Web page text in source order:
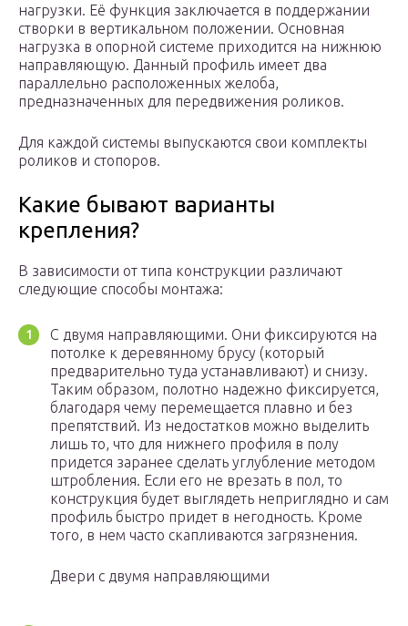
нагрузки. Её функция заключается в поддержании
створки в вертикальном положении. Основная
нагрузка в опорной системе приходится на нижнюю
направляющую. Данный профиль имеет два
параллельно расположенных желоба,
предназначенных для передвижения роликов.
Для каждой системы выпускаются свои комплекты
роликов и стопоров.
Какие бывают варианты
крепления?
В зависимости от типа конструкции различают
следующие способы монтажа:
С двумя направляющими. Они фиксируются на
потолке к деревянному брусу (который
предварительно туда устанавливают) и снизу.
Таким образом, полотно надежно фиксируется,
благодаря чему перемещается плавно и без
препятствий. Из недостатков можно выделить
лишь то, что для нижнего профиля в полу
придется заранее сделать углубление методом
штробления. Если его не врезать в пол, то
конструкция будет выглядеть неприглядно и сам
профиль быстро придет в негодность. Кроме
того, в нем часто скапливаются загрязнения.
Двери с двумя направляющими